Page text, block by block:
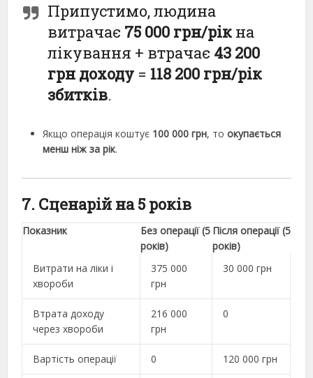
Припустимо, людина
витрачає 75 000 грн/рік на
лікування + втрачає 43 200
грн доходу = 118 200 грн/рік
збитків.
Якщо операція коштує 100 000 грн, тоокупається
менш ніж за рік.
7. Сценарій на 5 років
Показник
Без операції (5
років)
Після операції (5
років)
Витрати на ліки і
хвороби
375 000
грн
30 000 грн
Втрата доходу
через хвороби
216 000
грн
0
Вартість операції 0 120 000 грн